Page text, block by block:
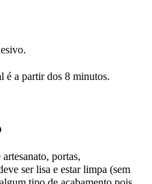
é a partir dos 8 minutos.
portas,
ser lisa e estar limpa (sem